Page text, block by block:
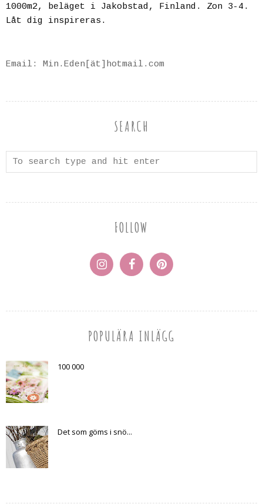
1000m2, beläget i Jakobstad, Finland. Zon 3-4.
Låt dig inspireras.
Email: Min.Eden[ät]hotmail.com
SEARCH
FOLLOW
POPULÄRA INLÄGG
100 000
Det som göms i snö...